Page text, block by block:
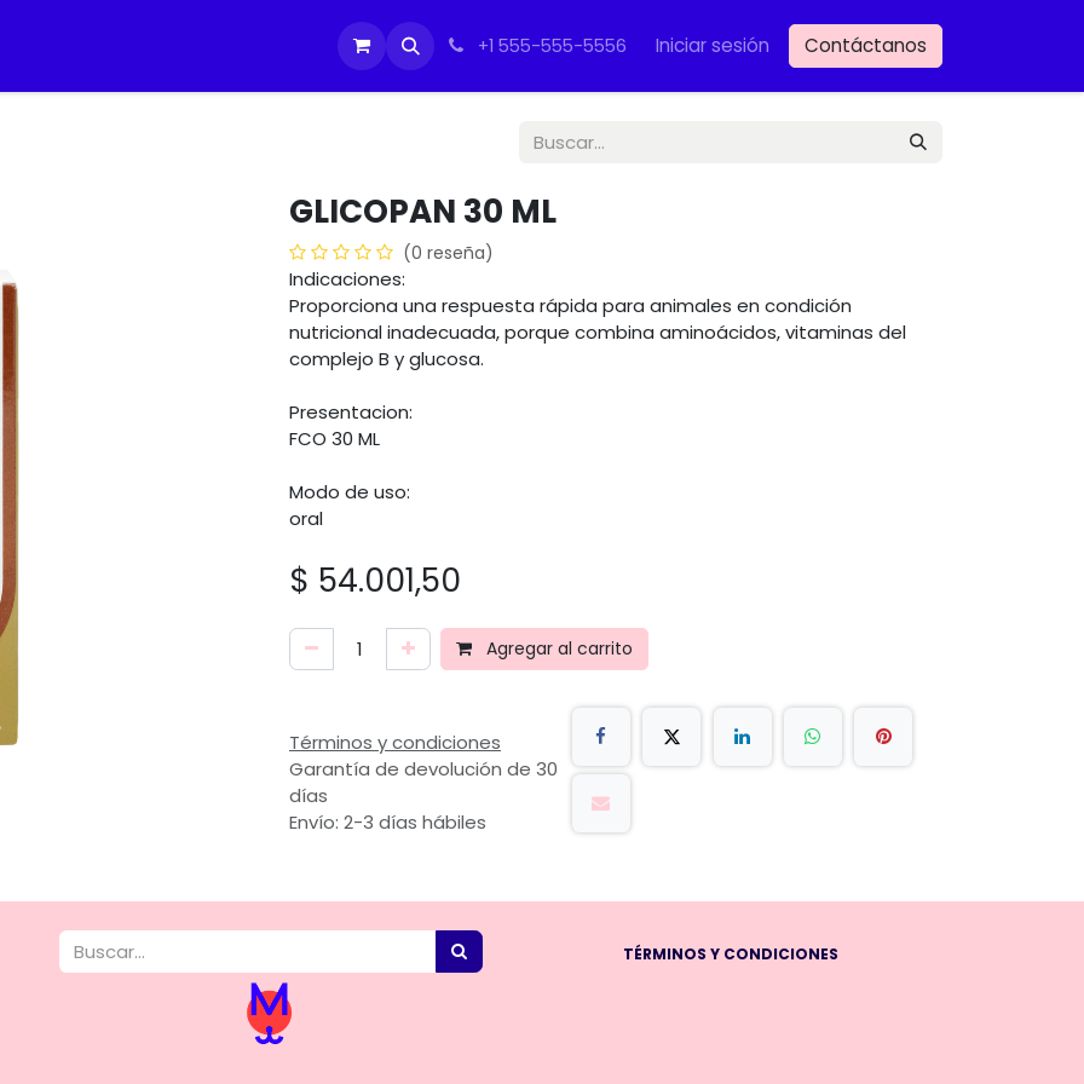
Ayuda Ayuda IMOVET
+1 555-555-5556 Iniciar sesión Contáctanos
GLICOPAN 30 ML
(0 reseña)
Indicaciones:
Proporciona una respuesta rápida para animales en condición
nutricional inadecuada, porque combina aminoácidos, vitaminas del
complejo B y glucosa.
Presentacion:
FCO 30 ML
Modo de uso:
oral
$ 54.001,50
Agregar al carrito
Términos y condiciones
Garantía de devolución de 30
días
Envío: 2-3 días hábiles
TÉRMINOS Y CONDICIONES